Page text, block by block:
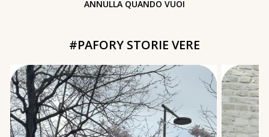
ANNULLA QUANDO VUOI
#PAFORY STORIE VERE